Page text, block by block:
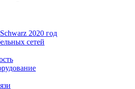
2020 год
сетей